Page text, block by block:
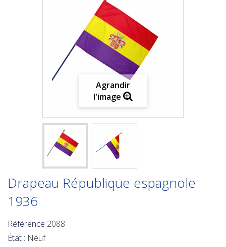
Agrandir
l'image
Drapeau République espagnole
1936
Référence 2088
État : Neuf